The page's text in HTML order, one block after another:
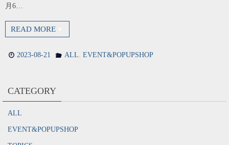
月6…
READ MORE
2023-08-21 ALL, EVENT&POPUPSHOP
CATEGORY
ALL
EVENT&POPUPSHOP